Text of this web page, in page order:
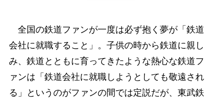
全国の鉄道ファンが一度は必ず抱く夢が「鉄道
会社に就職すること」。子供の時から鉄道に親し
み、鉄道とともに育ってきたような熱心な鉄道フ
ァンは「鉄道会社に就職しようとしても敬遠され
る」というのがファンの間では定説だが、東武鉄